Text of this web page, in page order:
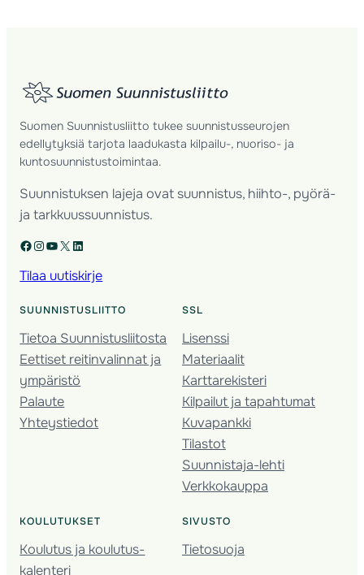
Suomen Suunnistusliitto tukee suunnistusseurojen
edellytyksiä tarjota laadukasta kilpailu-, nuoriso- ja
kuntosuunnistustoimintaa.
Suunnistuksen lajeja ovat suunnistus, hiihto-, pyörä-
ja tarkkuussuunnistus.
Facebook Instagram YouTube X LinkedIn
Tilaa uutiskirje
SUUNNISTUSLIITTO
Tietoa Suunnistusliitosta
Eettiset reitinvalinnat ja
ympäristö
Palaute
Yhteystiedot
SSL
Lisenssi
Materiaalit
Karttarekisteri
Kilpailut ja tapahtumat
Kuvapankki
Tilastot
Suunnistaja-lehti
Verkkokauppa
KOULUTUKSET
Koulutus ja koulutus­
kalenteri
SIVUSTO
Tietosuoja